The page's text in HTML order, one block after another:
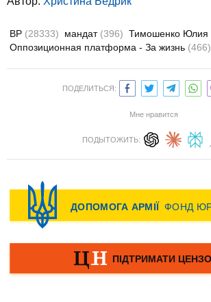
ВР (28333) мандат (396) Тимошенко Юлия
Оппозиционная платформа - За жизнь (466)
ПОДЕЛИТЬСЯ:
Мне нравится
ПОДЫТОЖИТЬ: